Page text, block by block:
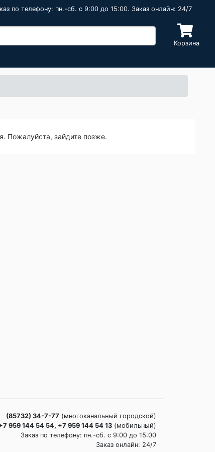
по телефону: пн.-сб. c 9:00 до 15:00. Заказ онлайн: 24/7
Корзина
Пожалуйста, зайдите позже.
(85732) 34-7-77 (многоканальный городской)
959 144 54 54, +7 959 144 54 13 (мобильный)
Заказ по телефону: пн.-сб. c 9:00 до 15:00
Заказ онлайн: 24/7